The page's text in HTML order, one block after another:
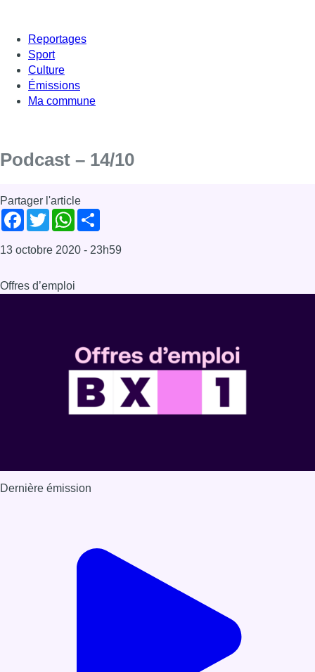
Reportages
Sport
Culture
Émissions
Ma commune
Podcast – 14/10
Partager l'article
Facebook
TwitterWhatsApp
13 octobre 2020 - 23h59
Offres d’emploi
Dernière émission